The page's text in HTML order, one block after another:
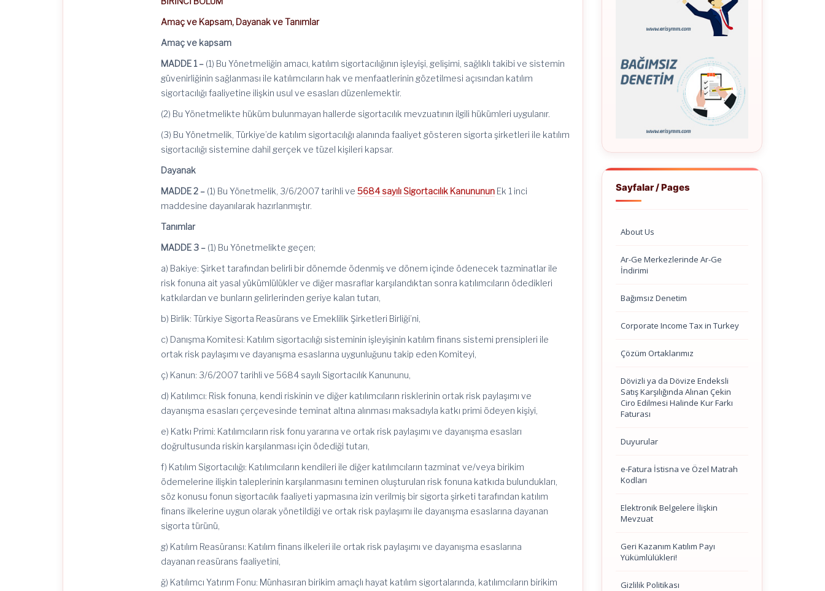
Amaç ve Kapsam, Dayanak ve Tanımlar
Amaç ve kapsam
MADDE 1 – (1) Bu Yönetmeliğin amacı, katılım sigortacılığının işleyişi, gelişimi, sağlıklı takibi ve sistemin
güvenirliğinin sağlanması ile katılımcıların hak ve menfaatlerinin gözetilmesi açısından katılım
sigortacılığı faaliyetine ilişkin usul ve esasları düzenlemektir.
(2) Bu Yönetmelikte hüküm bulunmayan hallerde sigortacılık mevzuatının ilgili hükümleri uygulanır.
(3) Bu Yönetmelik, Türkiye’de katılım sigortacılığı alanında faaliyet gösteren sigorta şirketleri ile katılım
sigortacılığı sistemine dahil gerçek ve tüzel kişileri kapsar.
Dayanak
MADDE 2 – (1) Bu Yönetmelik, 3/6/2007tarihli ve5684 sayılı Sigortacılık Kanununun Ek 1 inci
maddesine dayanılarak hazırlanmıştır.
Tanımlar
MADDE 3 – (1) Bu Yönetmelikte geçen;
a) Bakiye: Şirket tarafından belirli bir dönemde ödenmiş ve dönem içinde ödenecek tazminatlar ile
risk fonuna ait yasal yükümlülükler ve diğer masraflar karşılandıktan sonra katılımcıların ödedikleri
katkılardan ve bunların gelirlerinden geriye kalan tutarı,
b) Birlik: Türkiye Sigorta Reasürans ve Emeklilik Şirketleri Birliği’ni,
c) Danışma Komitesi: Katılım sigortacılığı sisteminin işleyişinin katılım finans sistemi prensipleri ile
ortak risk paylaşımı ve dayanışma esaslarına uygunluğunu takip eden Komiteyi,
ç) Kanun: 3/6/2007tarihli ve 5684 sayılı Sigortacılık Kanununu,
d) Katılımcı: Risk fonuna, kendi riskinin ve diğer katılımcıların risklerinin ortak risk paylaşımı ve
dayanışma esasları çerçevesinde teminat altına alınması maksadıyla katkı primi ödeyen kişiyi,
e) Katkı Primi: Katılımcıların risk fonu yararına ve ortak risk paylaşımı ve dayanışma esasları
doğrultusunda riskin karşılanması için ödediği tutarı,
f) Katılım Sigortacılığı: Katılımcıların kendileri ile diğer katılımcıların tazminat ve/veya birikim
ödemelerine ilişkin taleplerinin karşılanmasınıteminen oluşturulan risk fonuna katkıda bulundukları,
söz konusu fonun sigortacılık faaliyeti yapmasına izin verilmiş bir sigorta şirketi tarafından katılım
finans ilkelerine uygun olarak yönetildiği ve ortak risk paylaşımı ile dayanışma esaslarına dayanan
sigorta türünü,
g) Katılım Reasüransı: Katılım finans ilkeleri ile ortak risk paylaşımı ve dayanışma esaslarına
dayanan reasürans faaliyetini,
ğ) Katılımcı Yatırım Fonu: Münhasıran birikim amaçlı hayat katılım sigortalarında, katılımcıların birikim
Sayfalar / Pages
About Us
Ar-Ge Merkezlerinde Ar-Ge
İndirimi
Bağımsız Denetim
Corporate Income Tax in Turkey
Çözüm Ortaklarımız
Dövizli ya da Dövize Endeksli
Satış Karşılığında Alınan Çekin
Ciro Edilmesi Halinde Kur Farkı
Faturası
Duyurular
e-Fatura İstisna ve Özel Matrah
Kodları
Elektronik Belgelere İlişkin
Mevzuat
Geri Kazanım Katılım Payı
Yükümlülükleri!
Gizlilik Politikası